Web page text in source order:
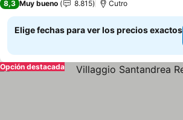
8,3 Muy bueno 8.815 Cutro
Elige fechas para ver los precios exactos
Opción destacada